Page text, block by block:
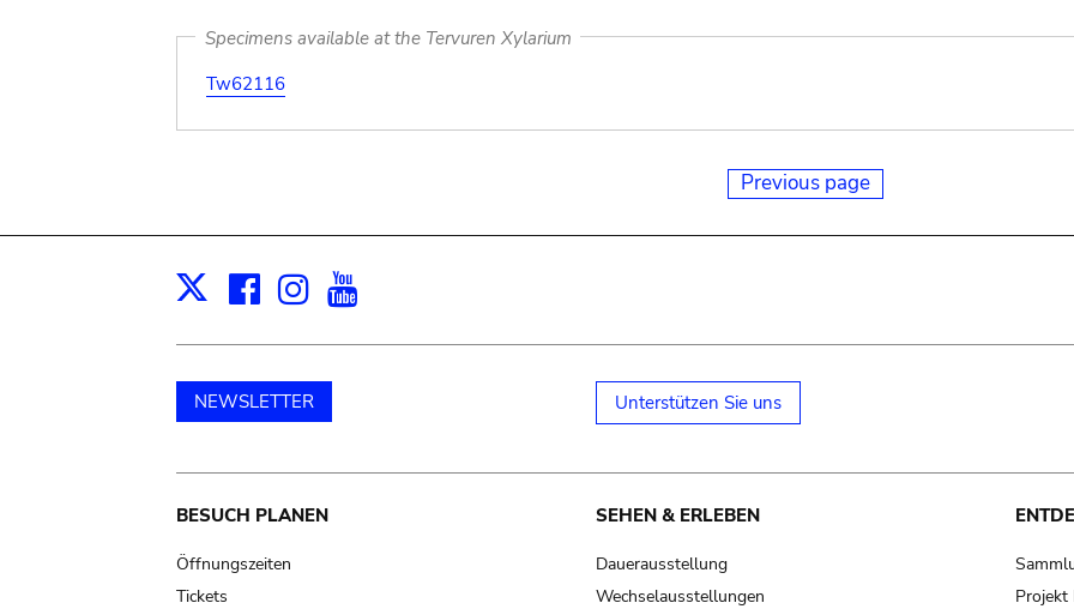
Specimens available at the Tervuren Xylarium
Tw62116
Previous page
X Facebook
Instagram
NEWSLETTER Unterstützen Sie uns
Main
navigation
BESUCH PLANEN
Öffnungszeiten
Tickets
SEHEN & ERLEBEN
Dauerausstellung
Wechselausstellungen
Projekt